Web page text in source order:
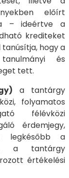
előírt
– ideértve a
krediteket
hogy a
és
tett.
a tantárgy
folyamatos
félévközi
érdemjegy,
legkésőbb a
a tantárgy
értékelési